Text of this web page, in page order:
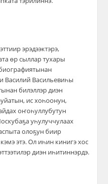
эрэдээктэрэ,
өр сыллар тухары
Василий Васильевиһы
билэллэр диэн
ис хоһоонун,
оҥоһуллубутун
уһулуччулаах
олоҕун биир
этэ. Ол иһин кинигэ хос
диэн иһитиннэрдэ.